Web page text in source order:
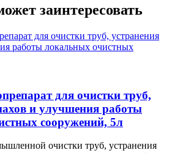
заинтересовать
для очистки труб,
и улучшения работы
сооружений, 5л
очистки труб, устранения